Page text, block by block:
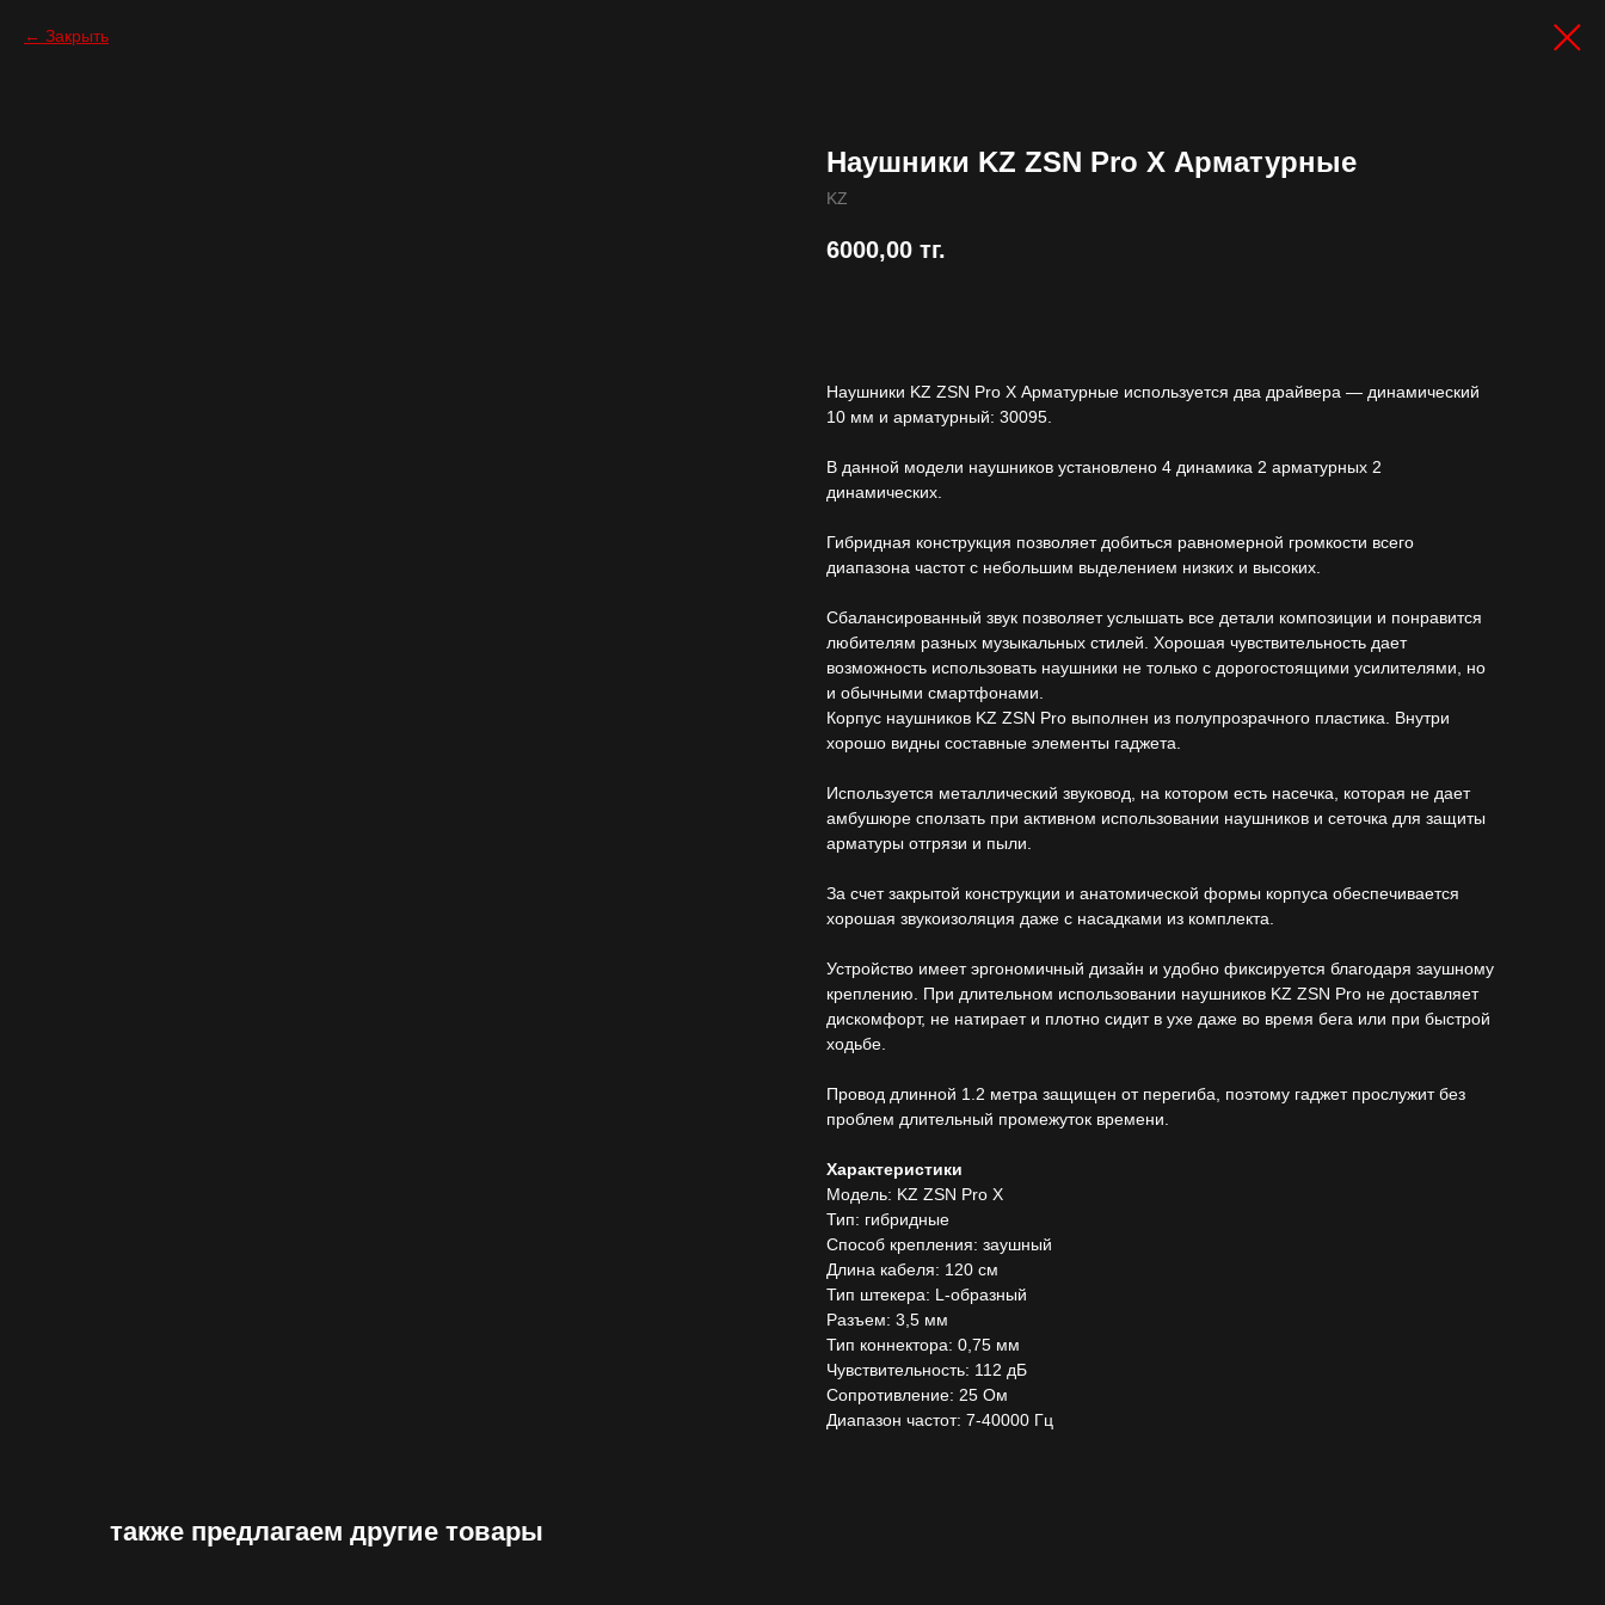
Закрыть
Наушники KZ ZSN Pro X Арматурные
KZ
6000,00 тг.
Наушники KZ ZSN Pro X Арматурные используется два драйвера — динамический
10 мм и арматурный: 30095.
В данной модели наушников установлено 4 динамика 2 арматурных 2
динамических.
Гибридная конструкция позволяет добиться равномерной громкости всего
диапазона частот с небольшим выделением низких и высоких.
Сбалансированный звук позволяет услышать все детали композиции и понравится
любителям разных музыкальных стилей. Хорошая чувствительность дает
возможность использовать наушники не только с дорогостоящими усилителями, но
и обычными смартфонами.
Корпус наушников KZ ZSN Pro выполнен из полупрозрачного пластика. Внутри
хорошо видны составные элементы гаджета.
Используется металлический звуковод, на котором есть насечка, которая не дает
амбушюре сползать при активном использовании наушников и сеточка для защиты
арматуры отгрязи и пыли.
За счет закрытой конструкции и анатомической формы корпуса обеспечивается
хорошая звукоизоляция даже с насадками из комплекта.
Устройство имеет эргономичный дизайн и удобно фиксируется благодаря заушному
креплению. При длительном использовании наушников KZ ZSN Pro не доставляет
дискомфорт, не натирает и плотно сидит в ухе даже во время бега или при быстрой
ходьбе.
Провод длинной 1.2 метра защищен от перегиба, поэтому гаджет прослужит без
проблем длительный промежуток времени.
Характеристики
Модель: KZ ZSN Pro X
Тип: гибридные
Способ крепления: заушный
Длина кабеля: 120 см
Тип штекера: L-образный
Разъем: 3,5 мм
Тип коннектора: 0,75 мм
Чувствительность: 112 дБ
Сопротивление: 25 Ом
Диапазон частот: 7-40000 Гц
также предлагаем другие товары